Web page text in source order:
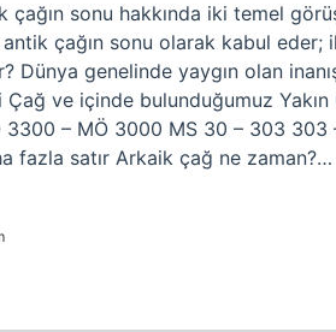
sonu hakkında iki temel
çağın sonu olarak kabul
Dünya genelinde yaygın olan
Çağ ve içinde bulunduğumuz
– MÖ 3000 MS 30 – 303 303
fazla satır Arkaik çağ ne zaman?…